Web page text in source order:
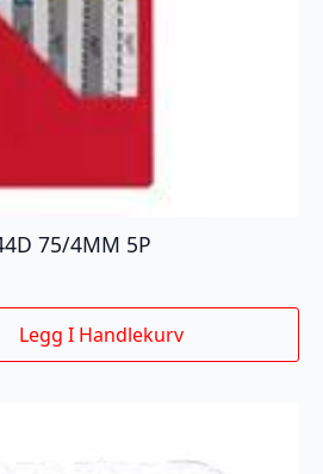
75/4MM 5P
Legg I Handlekurv